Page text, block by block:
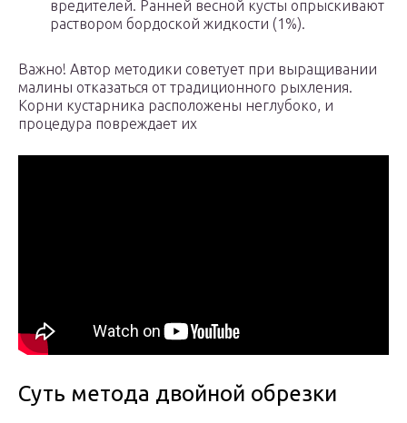
вредителей. Ранней весной кусты опрыскивают
раствором бордоской жидкости (1%).
Важно! Автор методики советует при выращивании
малины отказаться от традиционного рыхления.
Корни кустарника расположены неглубоко, и
процедура повреждает их
Суть метода двойной обрезки